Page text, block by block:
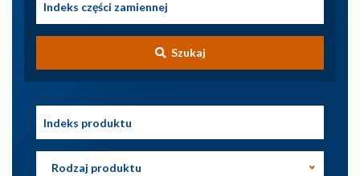
Szukaj
Rodzaj produktu